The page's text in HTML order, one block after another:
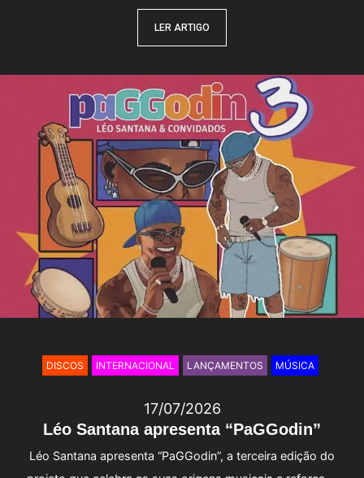
LER ARTIGO
Léo Santana apresenta “PaGGodin”
17/07/2026
Léo Santana apresenta “PaGGodin”, a terceira edição do
DISCOS INTERNACIONAL LANÇAMENTOS MÚSICA